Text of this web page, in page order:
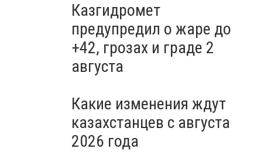
Казгидромет
предупредил о жаре до
+42, грозах и граде 2
августа
Какие изменения ждут
казахстанцев с августа
2026 года